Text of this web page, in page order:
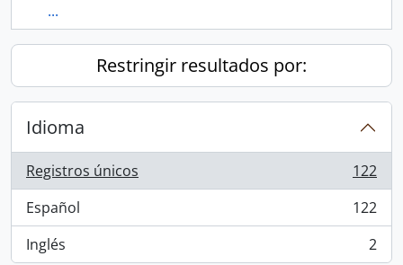
...
Restringir resultados por:
Idioma
Registros únicos
, 122 resultados
122
Español
, 122 resultados
122
Inglés
, 2 resultados 2